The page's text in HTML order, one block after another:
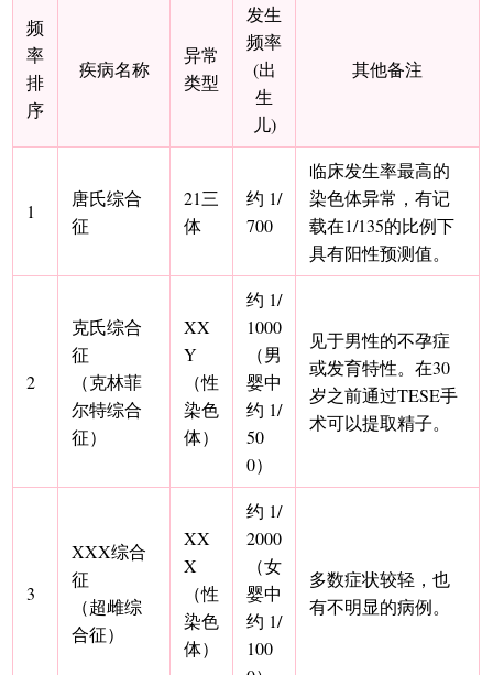
频
率
排
序
疾病名称
异常
类型
发生
频率
(出
生
儿)
其他备注
1
唐氏综合
征
21三
体
约 1/
700
临床发生率最高的
染色体异常，有记
载在1/135的比例下
具有阳性预测值。
2
克氏综合
征
（克林菲
尔特综合
征）
XX
Y
（性
染色
体）
约 1/
1000
（男
婴中
约 1/
50
0）
见于男性的不孕症
或发育特性。在30
岁之前通过TESE手
术可以提取精子。
3
XXX综合
征
（超雌综
合征）
XX
X
（性
染色
体）
约 1/
2000
（女
婴中
约 1/
100
多数症状较轻，也
有不明显的病例。